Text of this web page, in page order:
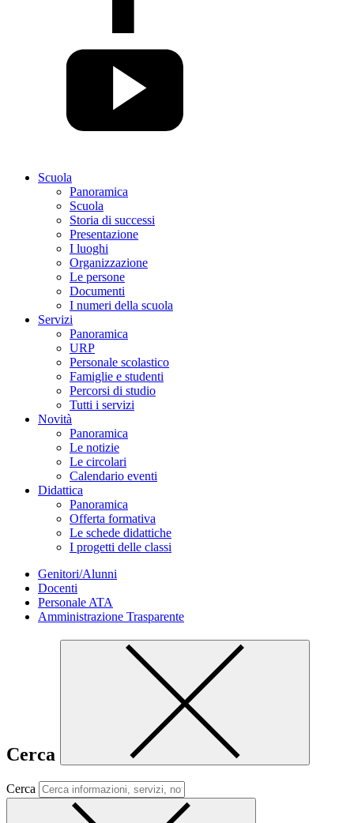
Scuola
Panoramica
Scuola
Storia di successi
Presentazione
I luoghi
Organizzazione
Le persone
Documenti
I numeri della scuola
Servizi
Panoramica
URP
Personale scolastico
Famiglie e studenti
Percorsi di studio
Tutti i servizi
Novità
Panoramica
Le notizie
Le circolari
Calendario eventi
Didattica
Panoramica
Offerta formativa
Le schede didattiche
I progetti delle classi
Genitori/Alunni
Docenti
Personale ATA
Amministrazione Trasparente
Cerca
Cerca